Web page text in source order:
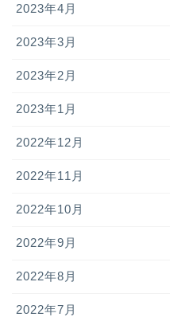
2023年4月
2023年3月
2023年2月
2023年1月
2022年12月
2022年11月
2022年10月
2022年9月
2022年8月
2022年7月